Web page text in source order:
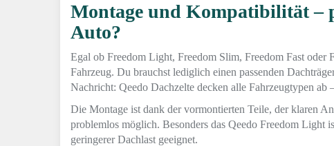
Montage und Kompatibilität –
Auto?
Egal ob Freedom Light, Freedom Slim, Freedom Fast oder
Fahrzeug. Du brauchst lediglich einen passenden
Nachricht: Qeedo Dachzelte decken alle Fahrzeugtypen
Die Montage ist dank der vormontierten Teile, der klaren
problemlos möglich. Besonders das Qeedo Freedom Light
geringerer Dachlast geeignet.